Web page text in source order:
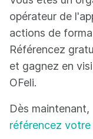
opérateur de
actions de
Référencez
et gagnez en
OFeli.
Dès maintenant,
référencez